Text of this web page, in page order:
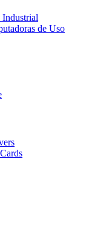
Industrial
de Uso